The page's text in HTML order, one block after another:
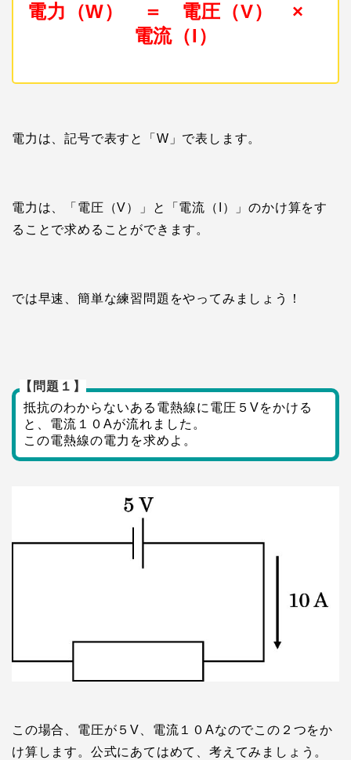
電力（W） ＝ 電圧（V） ×
電流（I）
電力は、記号で表すと「W」で表します。
電力は、「電圧（V）」と「電流（I）」のかけ算をす
ることで求めることができます。
では早速、簡単な練習問題をやってみましょう！
【問題１】
抵抗のわからないある電熱線に電圧５Vをかける
と、電流１０Aが流れました。
この電熱線の電力を求めよ。
この場合、電圧が５V、電流１０Aなのでこの２つをか
け算します。公式にあてはめて、考えてみましょう。